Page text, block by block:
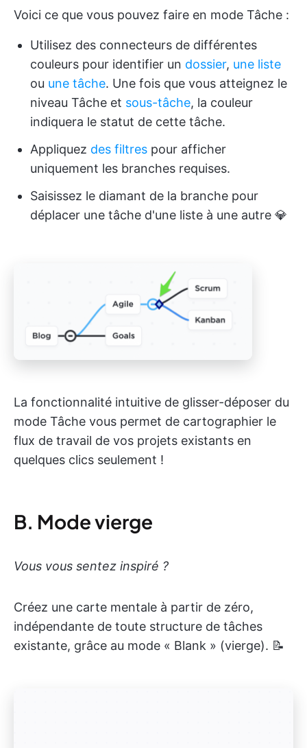
Voici ce que vous pouvez faire en mode Tâche :
Utilisez des connecteurs de différentes
couleurs pour identifier un dossier, une liste
ou une tâche. Une fois que vous atteignez le
niveau Tâche et sous-tâche, la couleur
indiquera le statut de cette tâche.
Appliquez des filtres pour afficher
uniquement les branches requises.
Saisissez le diamant de la branche pour
déplacer une tâche d'une liste à une autre 💎
La fonctionnalité intuitive de glisser-déposer du
mode Tâche vous permet de cartographier le
flux de travail de vos projets existants en
quelques clics seulement !
B. Mode vierge
Vous vous sentez inspiré ?
Créez une carte mentale à partir de zéro,
indépendante de toute structure de tâches
existante, grâce au mode « Blank » (vierge). 📝